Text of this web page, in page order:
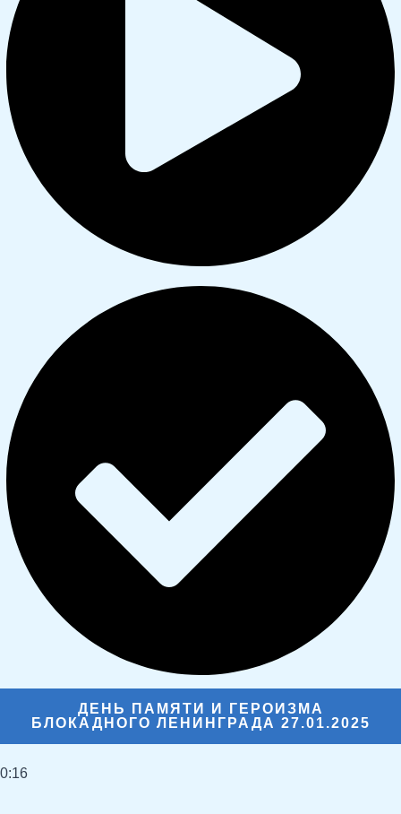
ДЕНЬ ПАМЯТИ И ГЕРОИЗМА
БЛОКАДНОГО ЛЕНИНГРАДА 27.01.2025
0:16